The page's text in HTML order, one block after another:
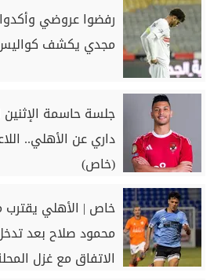
رفضوا عروضي
مجدي يكشف كواليس
جلسة حاسمة
داري عن الأهلي..
(خاص)
خاص | الأهلي
محمود صلاح بعد
الاتفاق مع غزل